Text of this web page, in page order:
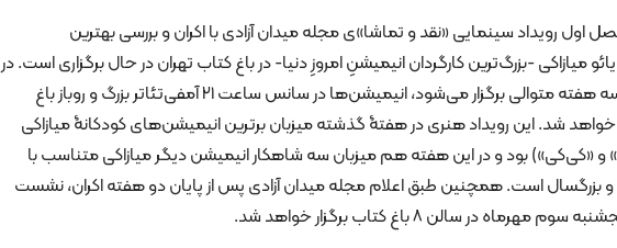
فصل اول رویداد سینمایی «نقد و تماشا»ی مجله میدان آزادی با اکران و بررسی بهترین
میازاکی -بزرگ‌ترین کارگردان انیمیشنِ امروزِ دنیا- در باغ کتاب تهران در حال برگزاری است. در
این رویداد که در سه هفته متوالی برگزار می‌شود، انیمیشن‌ها در سانس ساعت ۲۱ آمفی‌تئاتر بزرگ و روباز باغ
خواهد شد. این رویداد هنری در هفتۀ گذشته میزبان برترین انیمیشن‌های کودکانۀ میازاکی
و «کی‌کی») بود و در این هفته هم میزبان سه شاهکار انیمیشن دیگر میازاکی متناسب با
است. همچنین طبق اعلام مجله میدان آزادی پس از پایان دو هفته اکران، نشست
در سالن ۸ باغ کتاب برگزار خواهد شد.